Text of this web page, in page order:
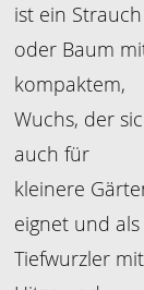
ist ein Strauch
oder Baum
kompaktem,
Wuchs, der
auch für
kleinere
eignet und als
Tiefwurzler mit